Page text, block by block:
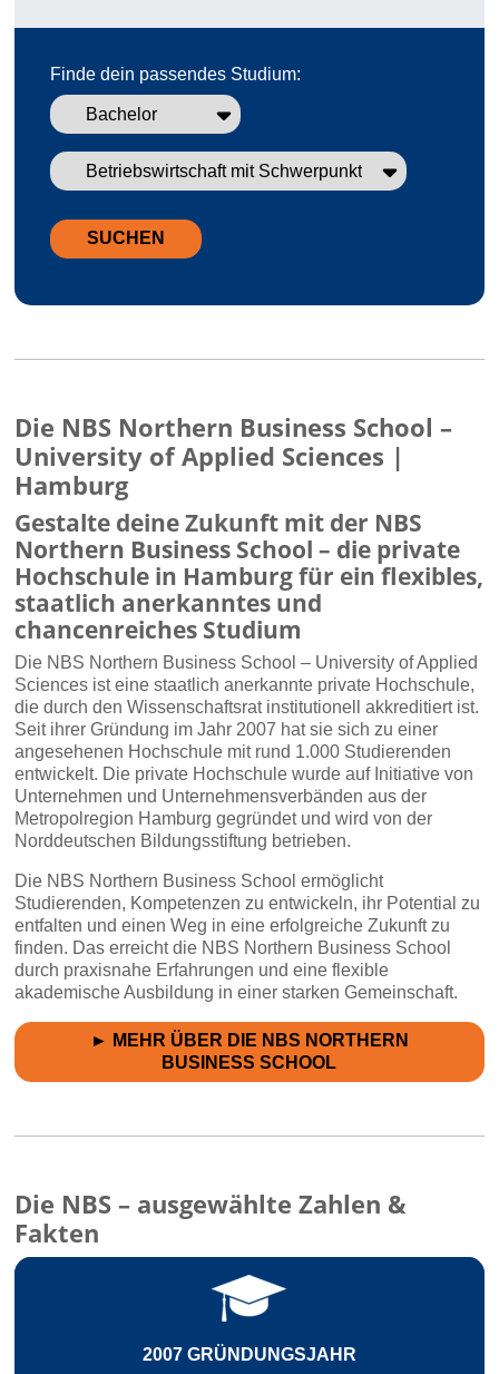
Finde dein passendes Studium:
SUCHEN
Die NBS Northern Business School –
University of Applied Sciences |
Hamburg
Gestalte deine Zukunft mit der NBS
Northern Business School – die private
Hochschule in Hamburg für ein flexibles,
staatlich anerkanntes und
chancenreiches Studium
Die NBS Northern Business School – University of Applied
Sciences ist eine staatlich anerkannte private Hochschule,
die durch den Wissenschaftsrat institutionell akkreditiert ist.
Seit ihrer Gründung im Jahr 2007 hat sie sich zu einer
angesehenen Hochschule mit rund 1.000 Studierenden
entwickelt. Die private Hochschule wurde auf Initiative von
Unternehmen und Unternehmensverbänden aus der
Metropolregion Hamburg gegründet und wird von der
Norddeutschen Bildungsstiftung betrieben.
Die NBS Northern Business School ermöglicht
Studierenden, Kompetenzen zu entwickeln, ihr Potential zu
entfalten und einen Weg in eine erfolgreiche Zukunft zu
finden. Das erreicht die NBS Northern Business School
durch praxisnahe Erfahrungen und eine flexible
akademische Ausbildung in einer starken Gemeinschaft.
► MEHR ÜBER DIE NBS NORTHERN
BUSINESS SCHOOL
Die NBS – ausgewählte Zahlen &
Fakten